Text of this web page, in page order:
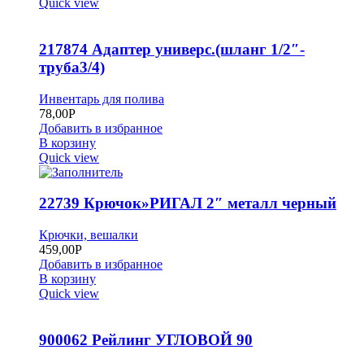
Quick view
217874 Адаптер универс.(шланг 1/2″-
труба3/4)
Инвентарь для полива
78,00Р
Добавить в избранное
В корзину
Quick view
22739 Крючок»РИГАЛ 2″ металл черный
Крючки, вешалки
459,00Р
Добавить в избранное
В корзину
Quick view
900062 Рейлинг УГЛОВОЙ 90